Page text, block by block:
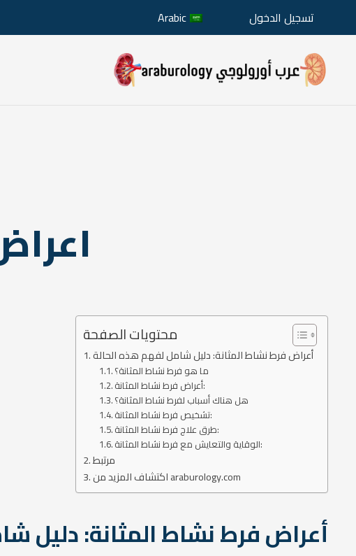
تسجيل الدخول Arabic
محتويات الصفحة
أعراض فرط نشاط المثانة: دليل شامل لفهم هذه الحالة
ما هو فرط نشاط المثانة؟
أعراض فرط نشاط المثانة:
هل هناك أسباب لفرط نشاط المثانة؟
تشخيص فرط نشاط المثانة:
طرق علاج فرط نشاط المثانة:
الوقاية والتعايش مع فرط نشاط المثانة:
مرتبط
اكتشاف المزيد من araburology.com
أعراض فرط نشاط المثانة: دليل